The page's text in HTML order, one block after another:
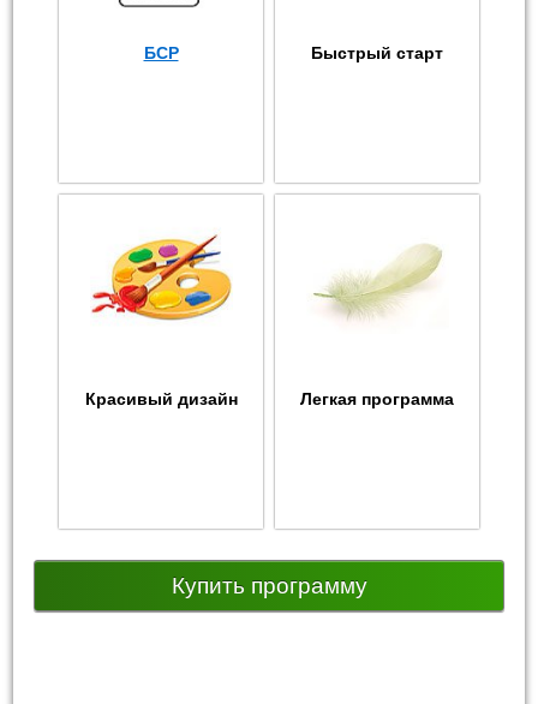
БСР Быстрый старт
Красивый дизайн Легкая программа
Купить программу